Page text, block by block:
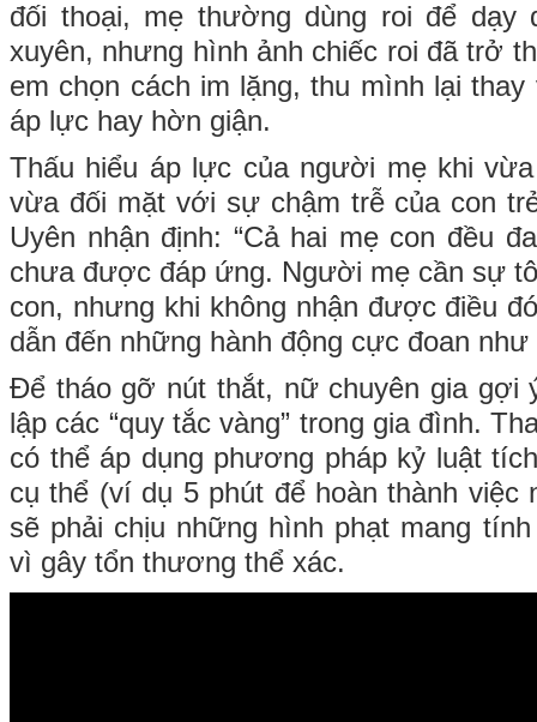
đối thoại, mẹ thường dùng roi để dạy
xuyên, nhưng hình ảnh chiếc roi đã trở
em chọn cách im lặng, thu mình lại
áp lực hay hờn giận.
Thấu hiểu áp lực của người mẹ khi
vừa đối mặt với sự chậm trễ của con
Uyên nhận định: “Cả hai mẹ con đều
chưa được đáp ứng. Người mẹ cần sự
con, nhưng khi không nhận được điều
dẫn đến những hành động cực đoan như
Để tháo gỡ nút thắt, nữ chuyên gia gợi
lập các “quy tắc vàng” trong gia đình.
có thể áp dụng phương pháp kỷ luật
cụ thể (ví dụ 5 phút để hoàn thành việc
sẽ phải chịu những hình phạt mang
vì gây tổn thương thể xác.